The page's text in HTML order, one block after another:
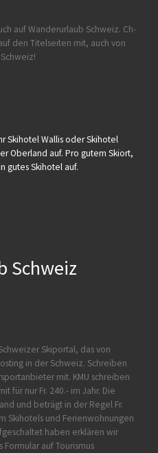
auf Wanderurlaub Schweiz. Ch-
den Titelseiten mit, auch von
Skihotel Wallis oder Skihotel
Oberland auf. Pro gutem Skiort,
gutes Skihotel auf.
Schweiz
Skiportal, das von
in der Schweiz. Schreiben
mit. KMU schreiben
für nur Fr. 240.- im Jahr. Die
und beträgt in der Regel Fr.
Skihotels und Ferienwohnungen
haben erklären wir
Formular aufTourismus